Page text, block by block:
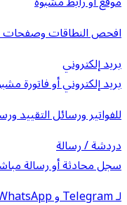
افحص النطاقات وصفحات
بريد إلكتروني
بريد إلكتروني أو فاتورة
للفواتير ورسائل التقييد
دردشة / رسالة
سجل محادثة أو رسالة
لـ Telegram و WhatsApp ومجموعات الاستثمار.